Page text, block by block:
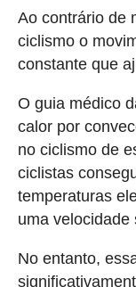
Ao contrário de
ciclismo o
constante que
O guia médico
calor por
no ciclismo de
ciclistas
temperaturas
uma velocidade
No entanto,